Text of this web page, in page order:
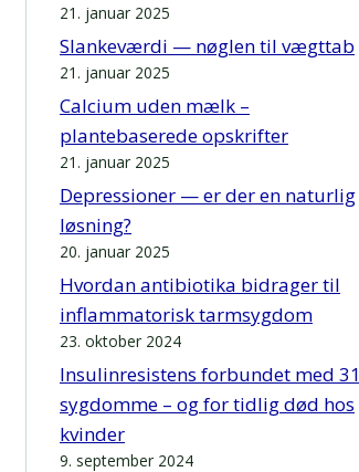
21. januar 2025
Slankeværdi — nøglen til vægttab
21. januar 2025
Calcium uden mælk –
plantebaserede opskrifter
21. januar 2025
Depressioner — er der en naturlig
løsning?
20. januar 2025
Hvordan antibiotika bidrager til
inflammatorisk tarmsygdom
23. oktober 2024
Insulinresistens forbundet med 31
sygdomme – og for tidlig død hos
kvinder
9. september 2024